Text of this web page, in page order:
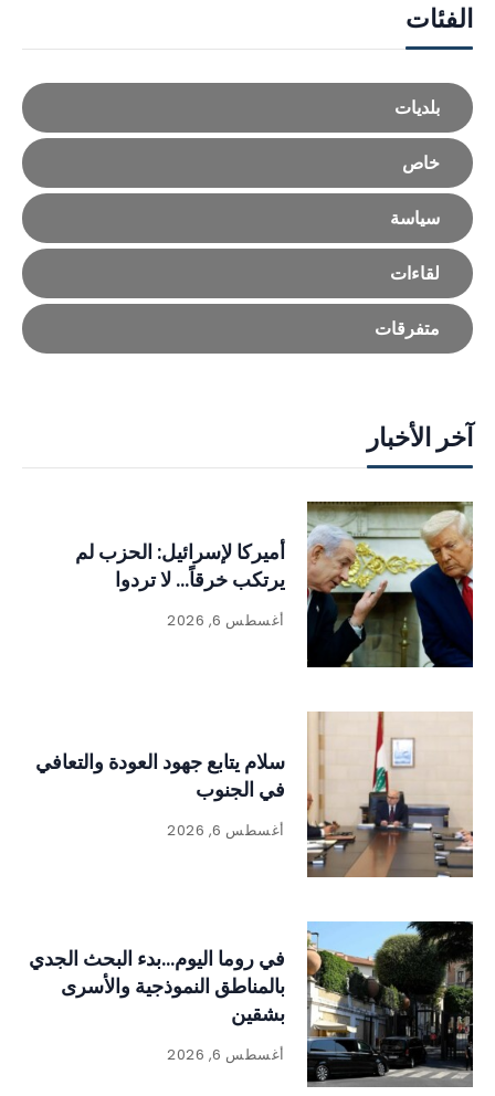
الفئات
بلديات
خاص
سياسة
لقاءات
متفرقات
آخر الأخبار
أميركا لإسرائيل: الحزب لم
يرتكب خرقاً… لا تردوا
أغسطس 6, 2026
سلام يتابع جهود العودة والتعافي
في الجنوب
أغسطس 6, 2026
في روما اليوم…بدء البحث الجدي
بالمناطق النموذجية والأسرى
بشقين
أغسطس 6, 2026